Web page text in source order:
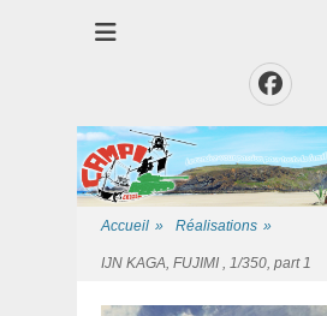
Accueil » Réalisations »
IJN KAGA, FUJIMI , 1/350, part 1